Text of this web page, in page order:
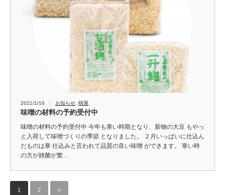
2021/1/16 お知らせ, 晴屋
味噌の材料の予約受付中
味噌の材料の予約受付中 今年も寒い時期となり、新物の大豆 もやっ
と入荷して味噌づくりの季節 となりました。 ２月いっぱいに仕込ん
だものは寒 仕込みと言われて品質の良い味噌 ができます。 寒い時
の方が雑菌が繁…
1 2 »